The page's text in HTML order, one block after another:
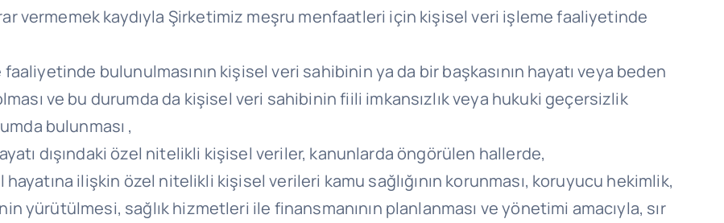
vermemek kaydıyla Şirketimiz meşru menfaatleri için kişisel veri işleme faaliyetinde
bulunulmasının kişisel veri sahibinin ya da bir başkasının hayatı veya beden
ve bu durumda da kişisel veri sahibinin fiili imkansızlık veya hukuki geçersizlik
bulunması ,
dışındaki özel nitelikli kişisel veriler, kanunlarda öngörülen hallerde,
ilişkin özel nitelikli kişisel verileri kamu sağlığının korunması, koruyucu hekimlik,
yürütülmesi, sağlık hizmetleri ile finansmanının planlanması ve yönetimi amacıyla, sır